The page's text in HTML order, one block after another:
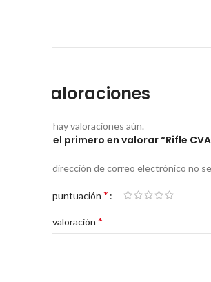
Valoraciones
No hay valoraciones aún.
Sé el primero en valorar “Rifle
Tu dirección de correo electrónico no
Tu puntuación *
Tu valoración *